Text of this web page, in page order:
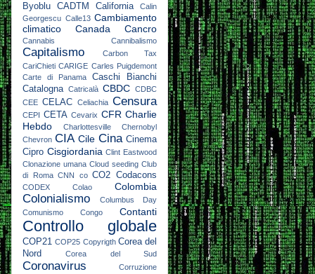
Byoblu CADTM California
Calin
Georgescu Calle13 Cambiamento
climatico
Canada Cancro
Cannabis Cannibalismo
Capitalismo
Carbon Tax
CariChieti CARIGE Carles Puigdemont
Carte di Panama
Caschi Bianchi
Catalogna Catricalà CBDC CDBC
CEE CELAC Celiachia Censura
CEPI CETA Cevarix CFR Charlie
Hebdo
Charlottesville
Chernobyl
Chevron CIA Cile Cina Cinema
Cipro Cisgiordania Clint Eastwood
Clonazione umana Cloud seeding Club
di Roma CNN co CO2 Codacons
CODEX Colao Colombia
Colonialismo
Columbus Day
Comunismo
Congo Contanti
Controllo globale
COP21 COP25 Copyrigth Corea del
Nord
Corea del Sud
Coronavirus
Corruzione